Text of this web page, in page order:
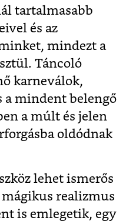
tartalmasabb
és az
mindezt a
Táncoló
karneválok,
a mindent belengő
a múlt és jelen
oldódnak
lehet ismerős
realizmus
is emlegetik, egy